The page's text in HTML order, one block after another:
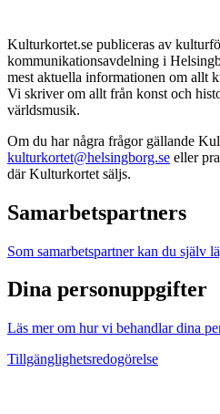
Kulturkortet.se publiceras av
kommunikationsavdelning i
mest aktuella informationen om allt
Vi skriver om allt från konst och
världsmusik.
Om du har några frågor gällande
kulturkortet@helsingborg.se eller
där Kulturkortet säljs.
Samarbetspartners
Som samarbetspartner kan du själv
Dina personuppgifter
Läs mer om hur vi behandlar dina
Tillgänglighetsredogörelse